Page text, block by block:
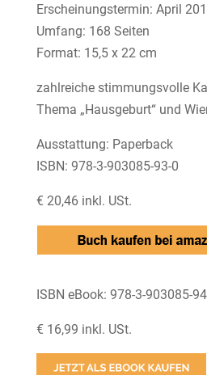
Erscheinungstermin: April
Umfang: 168 Seiten
Format: 15,5 x 22 cm
zahlreiche stimmungsvolle
Thema „Hausgeburt“ und
Ausstattung: Paperback
ISBN: 978-3-903085-93-0
€ 20,46 inkl. USt.
ISBN eBook: 978-3-903085-
€ 16,99 inkl. USt.